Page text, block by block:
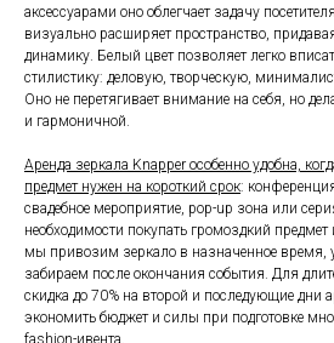
аксессуарами оно облегчает задачу
визуально расширяет пространство,
динамику. Белый цвет позволяет легко
стилистику: деловую, творческую,
Оно не перетягивает внимание на себя, но
и гармоничной.
Аренда зеркала Knapper особенно удобна,
предмет нужен на короткий срок:
свадебное мероприятие, pop-up зона или
необходимости покупать громоздкий
мы привозим зеркало в назначенное время,
забираем после окончания события. Для
скидка до 70% на второй и последующие дни
экономить бюджет и силы при подготовке
fashion-ивента.